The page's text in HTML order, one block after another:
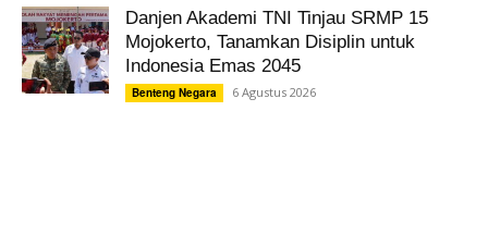
Danjen Akademi TNI Tinjau SRMP 15
Mojokerto, Tanamkan Disiplin untuk
Indonesia Emas 2045
Benteng Negara 6 Agustus 2026